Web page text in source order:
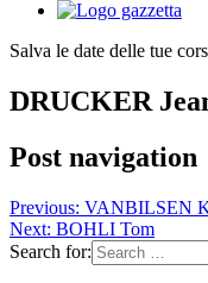
Salva le date delle tue
DRUCKER
Post navigation
Previous: VANBILSEN
Next: BOHLI Tom
Search for: